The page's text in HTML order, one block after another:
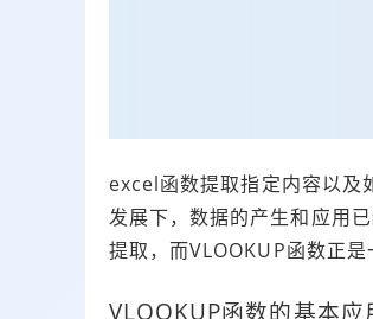
excel函数提取指定内容以及
发展下，数据的产生和应用
提取，而VLOOKUP函数正是
VLOOKUP函数的基本应